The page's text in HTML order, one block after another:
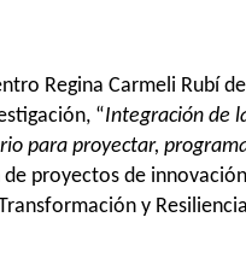
Regina Carmeli Rubí
“Integración de
para proyectar,
proyectos de
y